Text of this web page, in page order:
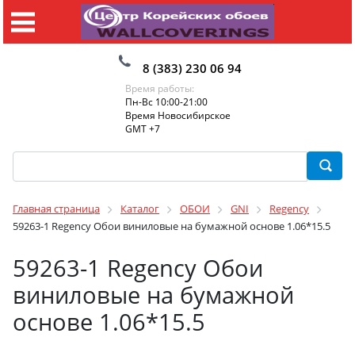
8 (383) 230 06 94
Время работы:
Пн-Вс 10:00-21:00
Время Новосибирское
GMT +7
Главная страница Каталог ОБОИ GNI
Regency
59263-1 Regency Обои виниловые на бумажной основе 1.06*15.5
59263-1 Regency Обои
виниловые на бумажной
основе 1.06*15.5